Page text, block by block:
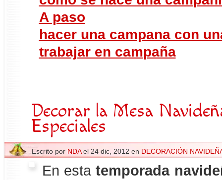
A paso
hacer una campana con
trabajar en campaña
Decorar la Mesa
Especiales
Escrito por NDAel 24 dic, 2012 en DECORACIÓN
En estatemporada